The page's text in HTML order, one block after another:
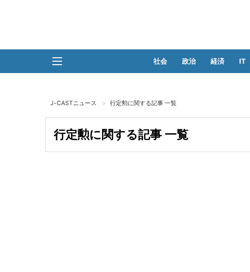
社会 政治 経済 IT
J-CASTニュース 行定勲に関する記事 一覧
行定勲に関する記事 一覧